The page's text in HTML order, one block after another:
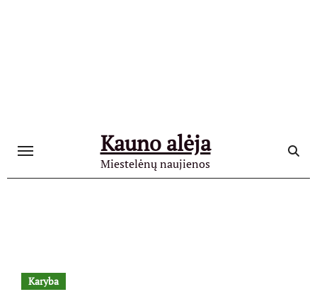
Kauno alėja
Miestelėnų naujienos
Karyba